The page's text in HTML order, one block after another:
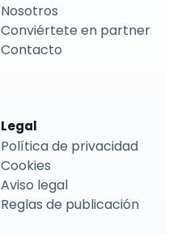
Nosotros
Conviértete en partner
Contacto
Legal
Política de privacidad
Cookies
Aviso legal
Reglas de publicación